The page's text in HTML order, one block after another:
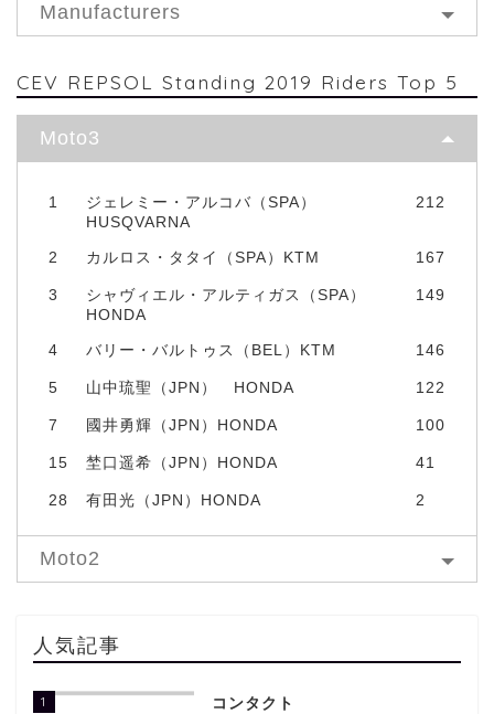
Manufacturers
CEV REPSOL Standing 2019 Riders Top 5
Moto3
1
ジェレミー・アルコバ（SPA）
HUSQVARNA
212
2 カルロス・タタイ（SPA）KTM 167
3
シャヴィエル・アルティガス（SPA）
HONDA
149
4 バリー・バルトゥス（BEL）KTM 146
5 山中琉聖（JPN） HONDA 122
7 國井勇輝（JPN）HONDA 100
15 埜口遥希（JPN）HONDA 41
28 有田光（JPN）HONDA 2
Moto2
人気記事
1 コンタクト